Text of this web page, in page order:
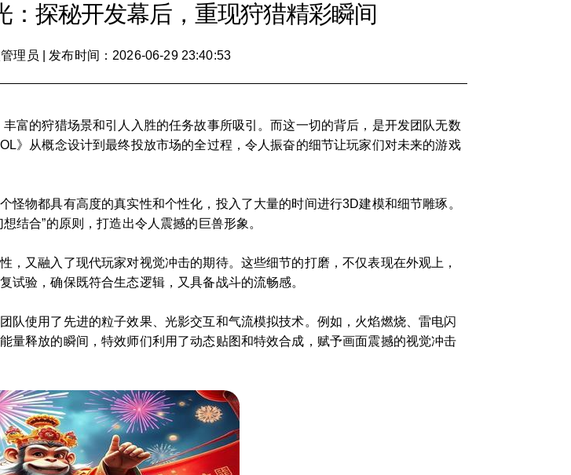
：探秘开发幕后，重现狩猎精彩瞬间
理员 发布时间：2026-06-29 23:40:53
富的狩猎场景和引人入胜的任务故事所吸引。而这一切的背后，是开发团队无数
》从概念设计到最终投放市场的全过程，令人振奋的细节让玩家们对未来的游戏
物都具有高度的真实性和个性化，投入了大量的时间进行3D建模和细节雕琢。
结合”的原则，打造出令人震撼的巨兽形象。
又融入了现代玩家对视觉冲击的期待。这些细节的打磨，不仅表现在外观上，
验，确保既符合生态逻辑，又具备战斗的流畅感。
使用了先进的粒子效果、光影交互和气流模拟技术。例如，火焰燃烧、雷电闪
量释放的瞬间，特效师们利用了动态贴图和特效合成，赋予画面震撼的视觉冲击